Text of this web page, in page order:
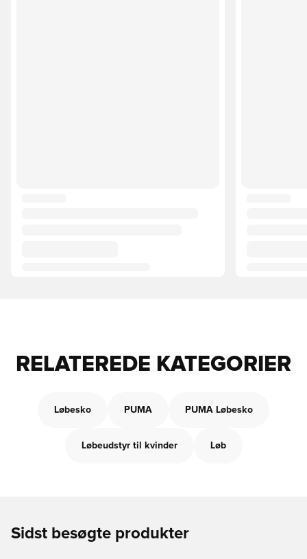
RELATEREDE KATEGORIER
Løbesko PUMA PUMA Løbesko
Løbeudstyr til kvinder Løb
Sidst besøgte produkter